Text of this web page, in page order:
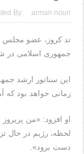
By: arman nouri
تد کروز، عضو مجلس
جمهوری اسلامی در
این سناتور ارشد
زمانی خواهد بود که
او افزود: «من
لحظه، رژیم در حال
دست برود».